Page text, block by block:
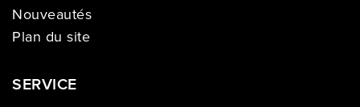
Nouveautés
Plan du site
SERVICE